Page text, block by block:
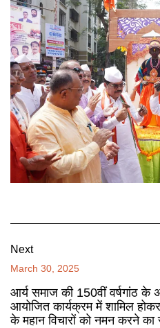
Next
March 30, 2025
आर्य समाज की 150वीं वर्षगांठ के
आयोजित कार्यक्रम में शामिल
के महान विचारों को नमन करने का